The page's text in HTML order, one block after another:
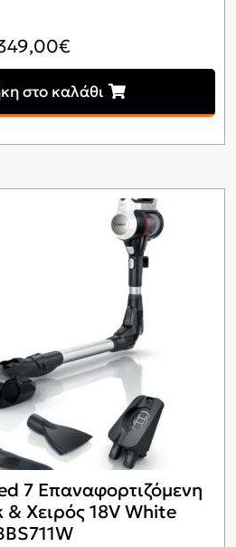
€
στο καλάθι
7 Επαναφορτιζόμενη
Χειρός 18V White